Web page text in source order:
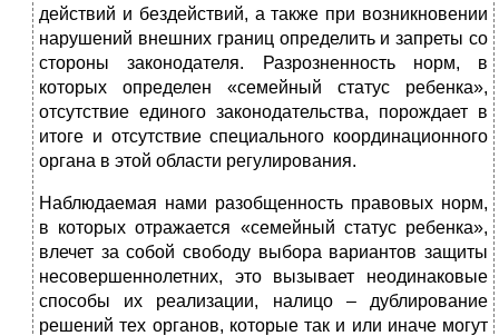
действий и бездействий, а также при возникновении
нарушений внешних границ определить и запреты со
стороны законодателя. Разрозненность норм, в
которых определен «семейный статус ребенка»,
отсутствие единого законодательства, порождает в
итоге и отсутствие специального координационного
органа в этой области регулирования.
Наблюдаемая нами разобщенность правовых норм,
в которых отражается «семейный статус ребенка»,
влечет за собой свободу выбора вариантов защиты
несовершеннолетних, это вызывает неодинаковые
способы их реализации, налицо – дублирование
решений тех органов, которые так и или иначе могут